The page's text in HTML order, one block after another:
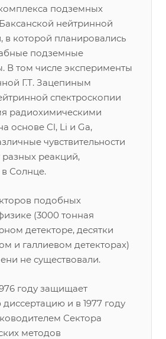
подземных
нейтринной
в которой планировались
подземные
В том числе эксперименты
Г.Т. Зацепиным
спектроскопии
радиохимическими
основе Cl, Li и Ga,
чувствительности
разных реакций,
Солнце.
подобных
(3000 тонная
детекторе, десятки
и галлиевом детекторах)
не существовали.
году защищает
и в 1977 году
Сектора
методов